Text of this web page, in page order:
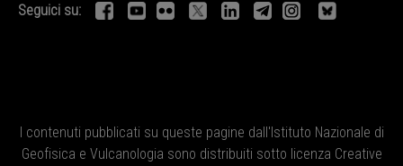
Seguici su:
I contenuti pubblicati su queste pagine dall'Istituto Nazionale di
Geofisica e Vulcanologia sono distribuiti sotto licenza Creative